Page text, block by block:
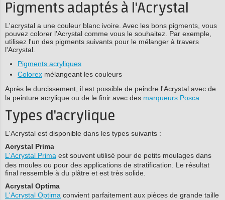
Pigments adaptés à l'Acrystal
L'acrystal a une couleur blanc ivoire. Avec les bons pigments, vous
pouvez colorer l'Acrystal comme vous le souhaitez. Par exemple,
utilisez l'un des pigments suivants pour le mélanger à travers
l'Acrystal.
Pigments acryliques
Colorex mélangeant les couleurs
Après le durcissement, il est possible de peindre l'Acrystal avec de
la peinture acrylique ou de le finir avec des marqueurs Posca
Types d'acrylique
L'Acrystal est disponible dans les types suivants :
Acrystal Prima
L'Acrystal Prima est souvent utilisé pour de petits moulages dans
des moules ou pour des applications de stratification. Le résultat
final ressemble à du plâtre et est très solide.
Acrystal Optima
L'Acrystal Optima convient parfaitement aux pièces de grande taille